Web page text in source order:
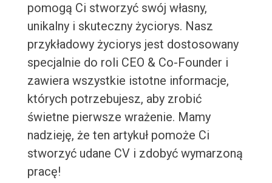
pomogą Ci stworzyć swój własny,
unikalny i skuteczny życiorys. Nasz
przykładowy życiorys jest dostosowany
specjalnie do roli CEO & Co-Founder i
zawiera wszystkie istotne informacje,
których potrzebujesz, aby zrobić
świetne pierwsze wrażenie. Mamy
nadzieję, że ten artykuł pomoże Ci
stworzyć udane CV i zdobyć wymarzoną
pracę!